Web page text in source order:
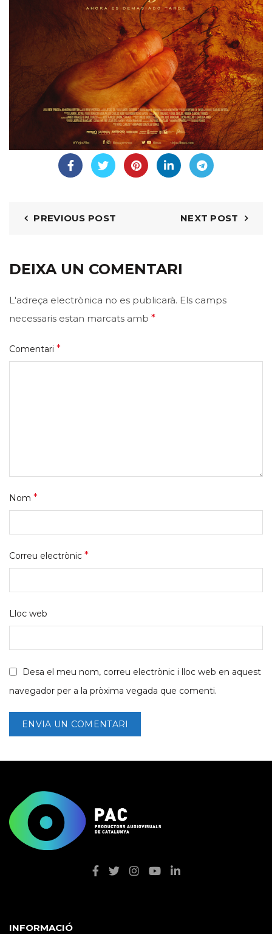
PREVIOUS POST NEXT POST
DEIXA UN COMENTARI
L'adreça electrònica no es publicarà. Els camps
necessaris estan marcats amb *
Comentari *
Nom *
Correu electrònic *
Lloc web
Desa el meu nom, correu electrònic i lloc web en aquest
navegador per a la pròxima vegada que comenti.
INFORMACIÓ